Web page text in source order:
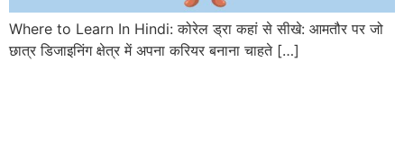
Where to Learn In Hindi: कोरेल ड्रा कहां से सीखे: आमतौर पर जो
छात्र डिजाइनिंग क्षेत्र में अपना करियर बनाना चाहते […]